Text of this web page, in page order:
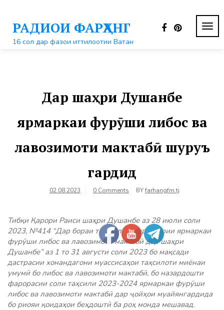
контентуРАДИОИ ФАРҲАНГ
16 сол дар фазои иттилоотии Ватан
Дар шаҳри Душанбе
ярмаркаи фурӯши либос ва
лавозимоти мактабӣ шуруъ
гардид
02.08.2023 0 Comments BYfarhangfm.tj
Тибқи Қарори Раиси шаҳри Душанбе аз 28 июли соли
2023, №414 “Дар бораи ташкил ва баргузории ярмаркаи
фурӯши либос ва лавозимоти мактабӣ дар шаҳри
Душанбе” аз 1 то 31 августи соли 2023 бо мақсади
дастрасии хонандагони муассисаҳои таҳсилоти миёнаи
умумӣ бо либос ва лавозимоти мактабӣ, бо назардошти
фарорасии соли таҳсили 2023-2024 ярмаркаи фурӯши
либос ва лавозимоти мактабӣ дар ҷойҳои муайянгардида
бо риояи қоидаҳои беҳдоштӣ ба роҳ монда мешавад.